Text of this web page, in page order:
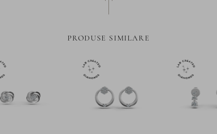
PRODUSE SIMILARE